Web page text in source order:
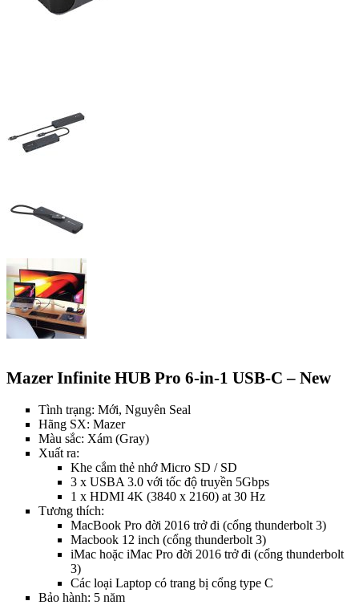
Mazer Infinite HUB Pro 6-in-1 USB-C – New
Tình trạng: Mới, Nguyên Seal
Hãng SX: Mazer
Màu sắc: Xám (Gray)
Xuất ra:
Khe cắm thẻ nhớ Micro SD / SD
3 x USBA 3.0 với tốc độ truyền 5Gbps
1 x HDMI 4K (3840 x 2160) at 30 Hz
Tương thích:
MacBook Pro đời 2016 trở đi (cổng thunderbolt 3)
Macbook 12 inch (cổng thunderbolt 3)
iMac hoặc iMac Pro đời 2016 trở đi (cổng thunderbolt
3)
Các loại Laptop có trang bị cổng type C
Bảo hành: 5 năm